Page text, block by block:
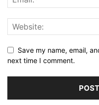
Save my name, email,
next time I comment.